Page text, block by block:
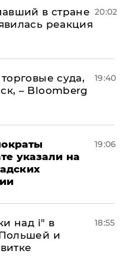
в стране
реакция
20:02
суда,
– Bloomberg
19:40
указали на
19:06
над і" в
и
18:55